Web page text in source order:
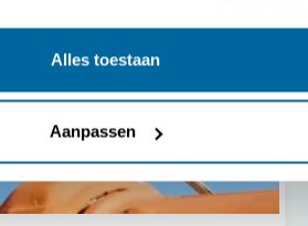
Alles toestaan
Aanpassen